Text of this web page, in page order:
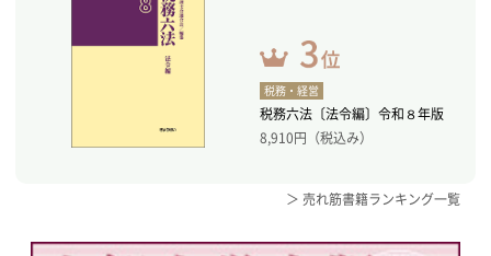
税務・経営
税務六法〔法令編〕令和８年版
8,910円（税込み）
＞ 売れ筋書籍ランキング一覧